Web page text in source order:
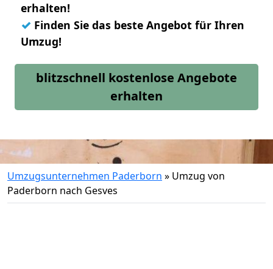
erhalten!
✓ Finden Sie das beste Angebot für Ihren
Umzug!
blitzschnell kostenlose Angebote
erhalten
Umzugsunternehmen Paderborn » Umzug von
Paderborn nach Gesves